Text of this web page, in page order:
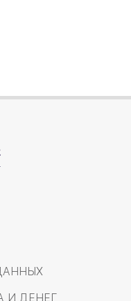
И ДЕНЕГ